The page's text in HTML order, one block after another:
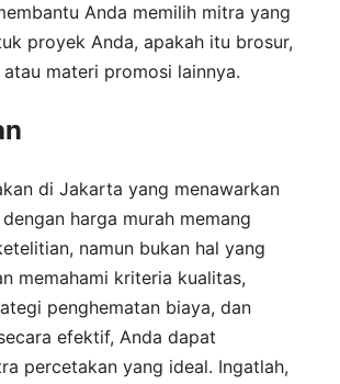
Anda memilih mitra yang
proyek Anda, apakah itu brosur,
atau materi promosi lainnya.
di Jakarta yang menawarkan
harga murah memang
namun bukan hal yang
memahami kriteria kualitas,
penghematan biaya, dan
efektif, Anda dapat
percetakan yang ideal. Ingatlah,